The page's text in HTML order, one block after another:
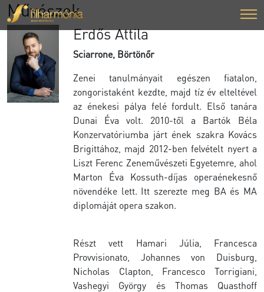
Művészek
Erdős Attila
Sciarrone, Börtönőr
Zenei tanulmányait egészen fiatalon,
zongoristaként kezdte, majd tíz év elteltével
az énekesi pálya felé fordult. Első tanára
Dunai Éva volt. 2010-től a Bartók Béla
Konzervatóriumba járt ének szakra Kovács
Brigittához, majd 2012-ben felvételt nyert a
Liszt Ferenc Zeneművészeti Egyetemre, ahol
Marton Éva Kossuth-díjas operaénekesnő
növendéke lett. Itt szerezte meg BA és MA
diplomáját opera szakon.
Részt vett Hamari Júlia, Francesca
Provvisionato, Johannes von Duisburg,
Nicholas Clapton, Francesco Torrigiani,
Vashegyi György és Thomas Quasthoff